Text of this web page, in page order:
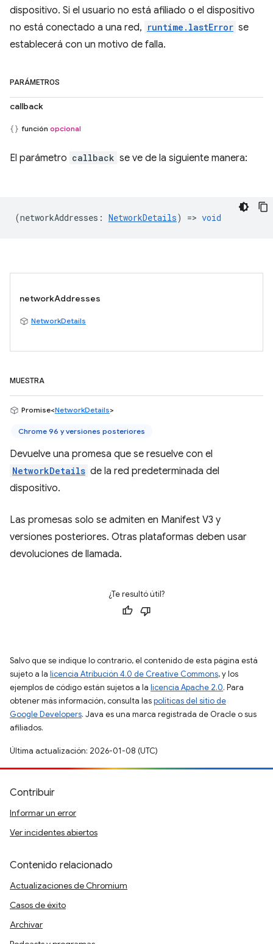
dispositivo. Si el usuario no está afiliado o el dispositivo
no está conectado a una red, runtime.lastError se
establecerá con un motivo de falla.
PARÁMETROS
callback
función opcional
El parámetro callback se ve de la siguiente manera:
(networkAddresses : NetworkDetails) => void
networkAddresses
NetworkDetails
MUESTRA
Promise<NetworkDetails>
Chrome 96 y versiones posteriores
Devuelve una promesa que se resuelve con el
NetworkDetails de la red predeterminada del
dispositivo.
Las promesas solo se admiten en Manifest V3 y
versiones posteriores. Otras plataformas deben usar
devoluciones de llamada.
¿Te resultó útil?
Salvo que se indique lo contrario, el contenido de esta página está
sujeto a la licencia Atribución 4.0 de Creative Commons, y los
ejemplos de código están sujetos a la licencia Apache 2.0. Para
obtener más información, consulta laspolíticas del sitio de
Google Developers. Java es una marca registrada de Oracle o sus
afiliados.
Última actualización: 2026-01-08 (UTC)
Contribuir
Informar un error
Ver incidentes abiertos
Contenido relacionado
Actualizaciones de Chromium
Casos de éxito
Archivar